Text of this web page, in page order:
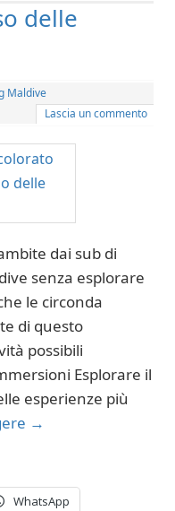
delle
Maldive
Lascia un commento
dai sub di
senza esplorare
le circonda
di questo
possibili
Esplorare il
esperienze più
→
WhatsApp